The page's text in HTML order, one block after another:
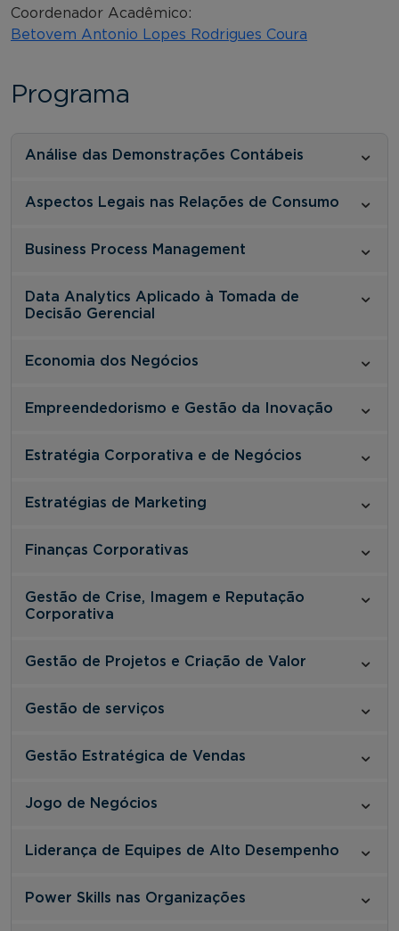
Coordenador Acadêmico:
Betovem Antonio Lopes Rodrigues Coura
Programa
Análise das Demonstrações Contábeis
Aspectos Legais nas Relações de Consumo
Business Process Management
Data Analytics Aplicado à Tomada de
Decisão Gerencial
Economia dos Negócios
Empreendedorismo e Gestão da Inovação
Estratégia Corporativa e de Negócios
Estratégias de Marketing
Finanças Corporativas
Gestão de Crise, Imagem e Reputação
Corporativa
Gestão de Projetos e Criação de Valor
Gestão de serviços
Gestão Estratégica de Vendas
Jogo de Negócios
Liderança de Equipes de Alto Desempenho
Power Skills nas Organizações